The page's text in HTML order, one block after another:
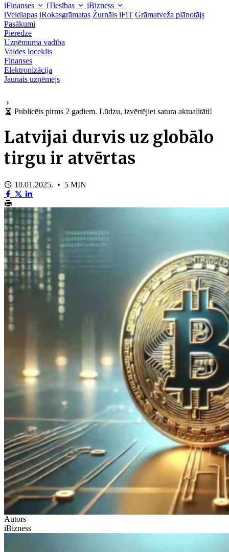
iFinanses iTiesības
iBizness
iVeidlapas iRokasgrāmatas Žurnāls iFiT Grāmatveža plānotājs
Pasākumi
Pieredze
Uzņēmuma vadība
Valdes loceklis
Finanses
Elektronizācija
Jaunais uzņēmējs
Publicēts pirms 2 gadiem. Lūdzu, izvērtējiet satura aktualitāti!
Latvijai durvis uz globālo
tirgu ir atvērtas
10.01.2025. • 5 MIN
Autors
iBizness